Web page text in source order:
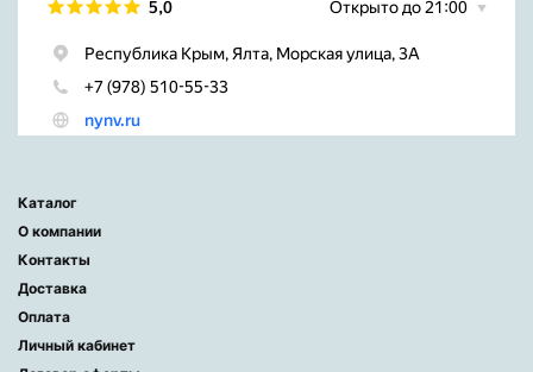
Каталог
О компании
Контакты
Доставка
Оплата
Личный кабинет